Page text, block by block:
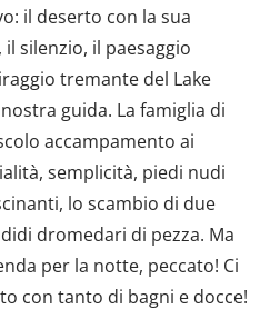
il deserto con la sua
silenzio, il paesaggio
tremante del Lake
guida. La famiglia di
accampamento ai
semplicità, piedi nudi
lo scambio di due
dromedari di pezza. Ma
per la notte, peccato! Ci
con tanto di bagni e docce!